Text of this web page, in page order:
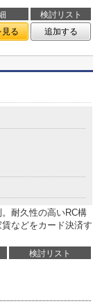
検討リスト
見る 追加する
耐久性の高いRC構
などをカード決済す
検討リスト